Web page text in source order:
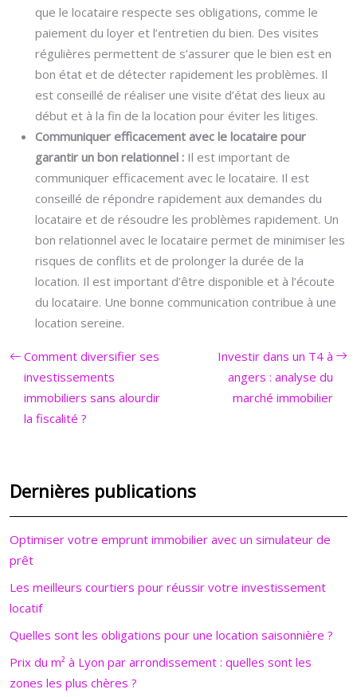
que le locataire respecte ses obligations, comme le
paiement du loyer et l’entretien du bien. Des visites
régulières permettent de s’assurer que le bien est en
bon état et de détecter rapidement les problèmes. Il
est conseillé de réaliser une visite d’état des lieux au
début et à la fin de la location pour éviter les litiges.
Communiquer efficacement avec le locataire pour
garantir un bon relationnel : Il est important de
communiquer efficacement avec le locataire. Il est
conseillé de répondre rapidement aux demandes du
locataire et de résoudre les problèmes rapidement. Un
bon relationnel avec le locataire permet de minimiser les
risques de conflits et de prolonger la durée de la
location. Il est important d’être disponible et à l’écoute
du locataire. Une bonne communication contribue à une
location sereine.
Comment diversifier ses
investissements
immobiliers sans alourdir
la fiscalité ?
Investir dans un T4 à
angers : analyse du
marché immobilier
Dernières publications
Optimiser votre emprunt immobilier avec un simulateur de
prêt
Les meilleurs courtiers pour réussir votre investissement
locatif
Quelles sont les obligations pour une location saisonnière ?
Prix du m² à Lyon par arrondissement : quelles sont les
zones les plus chères ?